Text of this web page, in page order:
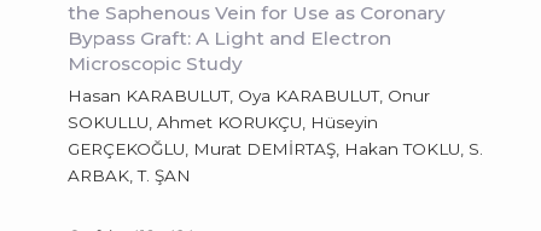
the Saphenous Vein for Use as Coronary
Bypass Graft: A Light and Electron
Microscopic Study
Hasan KARABULUT, Oya KARABULUT, Onur
SOKULLU, Ahmet KORUKÇU, Hüseyin
GERÇEKOĞLU, Murat DEMİRTAŞ, Hakan TOKLU, S.
ARBAK, T. ŞAN